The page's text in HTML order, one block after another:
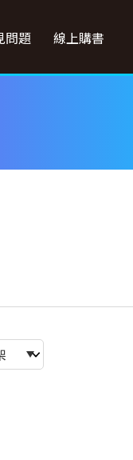
問題 線上購書